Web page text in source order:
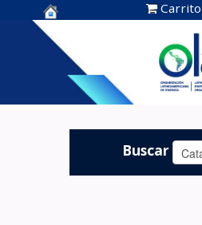
Centro de
Documentación
OLADE -
Carrito
Buscar